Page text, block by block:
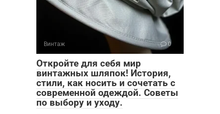
Винтаж 0
Откройте для себя мир
винтажных шляпок! История,
стили, как носить и сочетать с
современной одеждой. Советы
по выбору и уходу.